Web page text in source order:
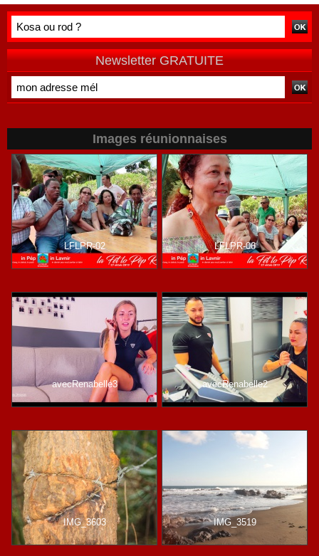
habitants après
de terrain
double peine »
vécue par
Newsletter GRATUITE
Images réunionnaises
LFLPR-02 LFLPR-06
avecRenabelle3 avecRenabelle2
IMG_3603 IMG_3519